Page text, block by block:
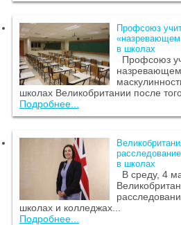
Профсоюз
«назревающем
в школах
Профсоюз
назревающем
школах Великобритании после
Подробнее...
в школах
В среду, 4
школах и колледжах...
Подробнее...